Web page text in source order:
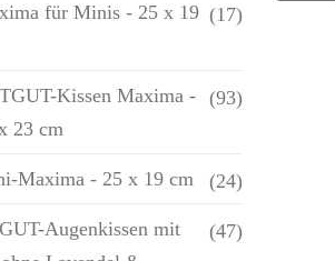
für Minis - 25 x 19 (17)
Kissen Maxima -
23 cm
(93)
Maxima - 25 x 19 cm (24)
Augenkissen mit
(47)